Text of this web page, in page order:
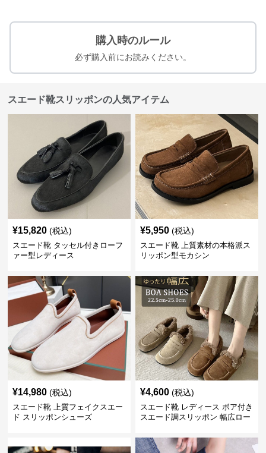
購入時のルール
必ず購入前にお読みください。
スエード靴スリッポンの人気アイテム
¥15,820 (税込)
スエード靴 タッセル付きローフ
ァー型レディース
¥5,950 (税込)
スエード靴 上質素材の本格派ス
リッポン型モカシン
¥14,980 (税込)
スエード靴 上質フェイクスエー
ド スリッポンシューズ
¥4,600 (税込)
スエード靴 レディース ボア付き
スエード調スリッポン 幅広ロー